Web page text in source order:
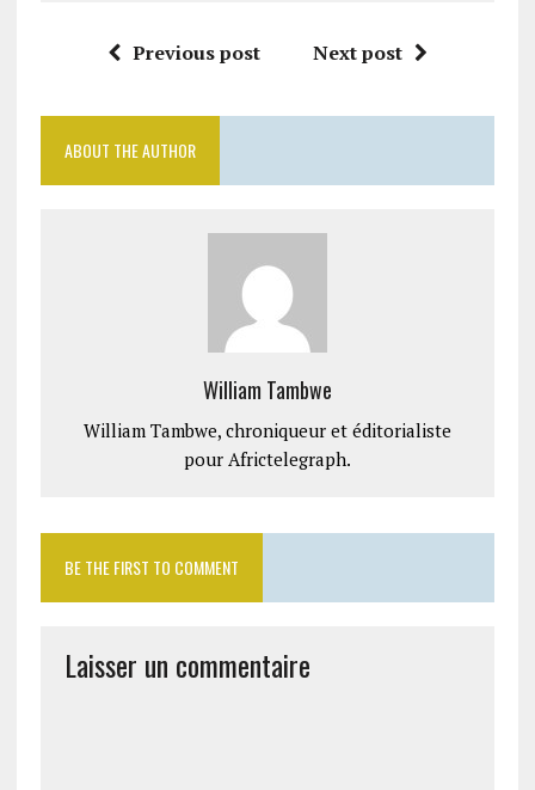
Previous post Next post
ABOUT THE AUTHOR
William Tambwe
William Tambwe, chroniqueur et éditorialiste
pour Africtelegraph.
BE THE FIRST TO COMMENT
Laisser un commentaire